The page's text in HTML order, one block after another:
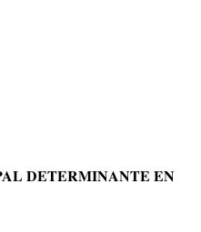
DETERMINANTE EN